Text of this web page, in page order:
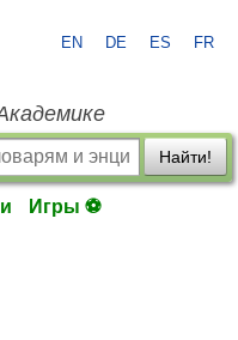
EN DE ES FR
Найти!
Игры ⚽